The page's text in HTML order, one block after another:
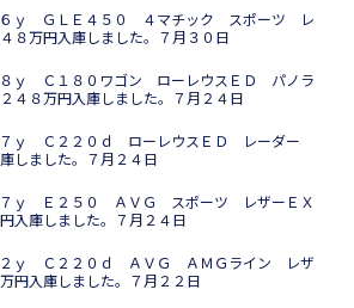
６ｙ ＧＬＥ４５０ ４マチック スポーツ レ
万円入庫しました。７月３０日
ｙ Ｃ１８０ワゴン ローレウスＥＤ パノラ
８万円入庫しました。７月２４日
ｙ Ｃ２２０ｄ ローレウスＥＤ レーダー
ました。７月２４日
７ｙ Ｅ２５０ ＡＶＧ スポーツ レザーＥＸ
庫しました。７月２４日
２ｙ Ｃ２２０ｄ ＡＶＧ ＡＭＧライン レザ
入庫しました。７月２２日